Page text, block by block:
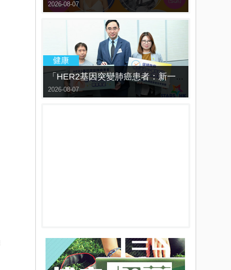
2026-08-07
「HER2基因突變肺癌患者：新一代口服標靶藥帶來希望」， 促請政府加快納入藥物名冊，助患者及早受惠
2026-08-07